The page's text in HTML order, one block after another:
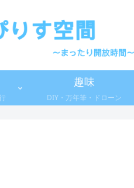
趣味
DIY・万年筆・ドローン